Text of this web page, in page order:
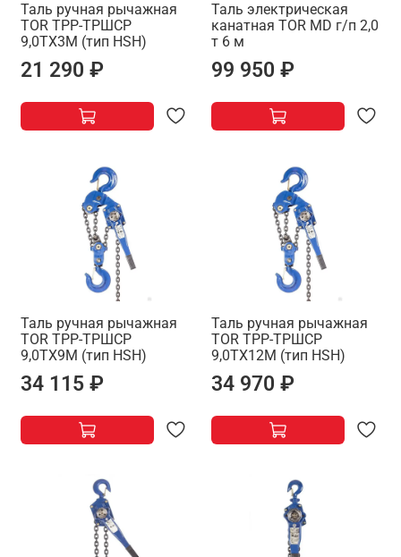
Таль ручная рычажная
TOR ТРР-ТРШСР
9,0ТХ3М (тип HSH)
21 290 ₽
Таль электрическая
канатная TOR MD г/п 2,0
т 6 м
99 950 ₽
Таль ручная рычажная
TOR ТРР-ТРШСР
9,0ТХ9М (тип HSH)
34 115 ₽
Таль ручная рычажная
TOR ТРР-ТРШСР
9,0ТХ12М (тип HSH)
34 970 ₽